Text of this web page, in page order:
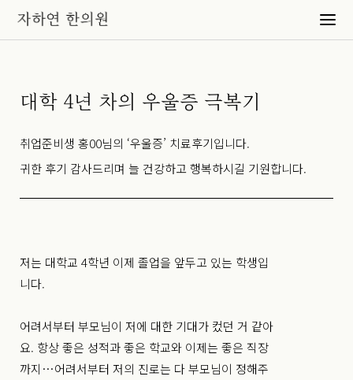
대학 4년 차의 우울증 극복기
취업준비생 홍00님의 ‘우울증’ 치료후기입니다.
귀한 후기 감사드리며 늘 건강하고 행복하시길 기원합니다.
저는 대학교 4학년 이제 졸업을 앞두고 있는 학생입
니다.
어려서부터 부모님이 저에 대한 기대가 컸던 거 같아
요. 항상 좋은 성적과 좋은 학교와 이제는 좋은 직장
까지…어려서부터 저의 진로는 다 부모님이 정해주